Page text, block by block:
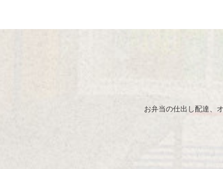
お弁当の仕出し配達、